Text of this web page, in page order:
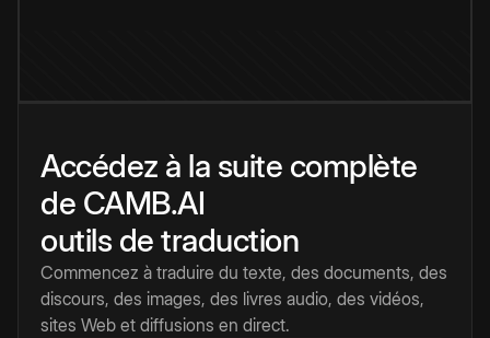
Accédez à la suite complète
de CAMB.AI
outils de traduction
Commencez à traduire du texte, des documents, des
discours, des images, des livres audio, des vidéos,
sites Web et diffusions en direct.